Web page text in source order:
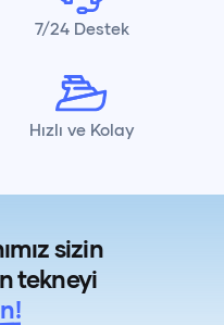
7/24 Destek
Hızlı ve Kolay
sizin
tekneyi